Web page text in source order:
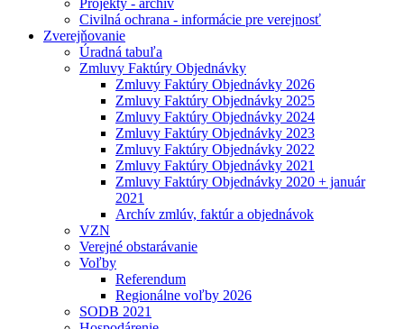
Projekty - archív
Civilná ochrana - informácie pre verejnosť
Zverejňovanie
Úradná tabuľa
Zmluvy Faktúry Objednávky
Zmluvy Faktúry Objednávky 2026
Zmluvy Faktúry Objednávky 2025
Zmluvy Faktúry Objednávky 2024
Zmluvy Faktúry Objednávky 2023
Zmluvy Faktúry Objednávky 2022
Zmluvy Faktúry Objednávky 2021
Zmluvy Faktúry Objednávky 2020 + január
2021
Archív zmlúv, faktúr a objednávok
VZN
Verejné obstarávanie
Voľby
Referendum
Regionálne voľby 2026
SODB 2021